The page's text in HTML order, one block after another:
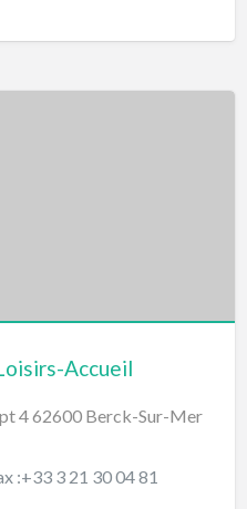
Accueil
4 62600 Berck-Sur-Mer
:+33 3 21 30 04 81